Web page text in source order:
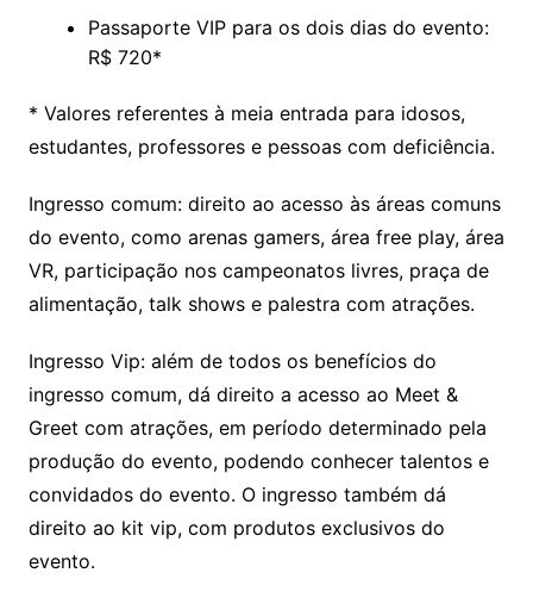
Passaporte VIP para os dois dias do evento:
R$ 720*
* Valores referentes à meia entrada para idosos,
estudantes, professores e pessoas com deficiência.
Ingresso comum: direito ao acesso às áreas comuns
do evento, como arenas gamers, área free play, área
VR, participação nos campeonatos livres, praça de
alimentação, talk shows e palestra com atrações.
Ingresso Vip: além de todos os benefícios do
ingresso comum, dá direito a acesso ao Meet &
Greet com atrações, em período determinado pela
produção do evento, podendo conhecer talentos e
convidados do evento. O ingresso também dá
direito ao kit vip, com produtos exclusivos do
evento.